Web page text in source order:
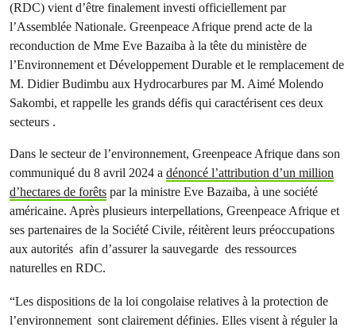
(RDC) vient d’être finalement investi officiellement par
l’Assemblée Nationale. Greenpeace Afrique prend acte de la
reconduction de Mme Eve Bazaiba à la tête du ministère de
l’Environnement et Développement Durable et le remplacement de
M. Didier Budimbu aux Hydrocarbures par M. Aimé Molendo
Sakombi, et rappelle les grands défis qui caractérisent ces deux
secteurs .
Dans le secteur de l’environnement, Greenpeace Afrique dans son
communiqué du 8 avril 2024 a dénoncé l’attribution d’un million
d’hectares de forêts par la ministre Eve Bazaiba, à une société
américaine. Après plusieurs interpellations, Greenpeace Afrique et
ses partenaires de la Société Civile, réitèrent leurs préoccupations
aux autorités afin d’assurer la sauvegarde des ressources
naturelles en RDC.
“Les dispositions de la loi congolaise relatives à la protection de
l’environnement sont clairement définies. Elles visent à réguler la